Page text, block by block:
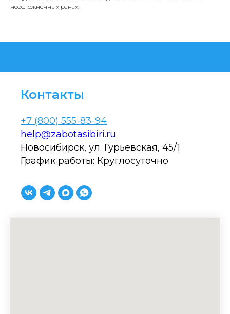
неосложнённых ранах.
Контакты
+7 (800) 555-83-94
help@zabotasibiri.ru
Новосибирск, ул. Гурьевская, 45/1
График работы: Круглосуточно